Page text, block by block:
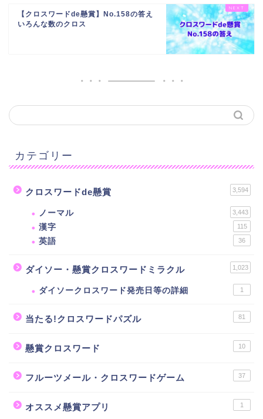
【クロスワードde懸賞】No.158の答え
いろんな数のクロス
カテゴリー
クロスワードde懸賞 3,594
ノーマル 3,443
漢字 115
英語 36
ダイソー・懸賞クロスワードミラクル 1,023
ダイソークロスワード発売日等の詳細 1
当たる!クロスワードパズル 81
懸賞クロスワード 10
フルーツメール・クロスワードゲーム 37
オススメ懸賞アプリ 1